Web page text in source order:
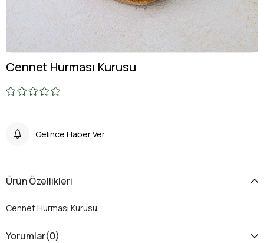
Cennet Hurması Kurusu
Gelince Haber Ver
Ürün Özellikleri
Cennet Hurması Kurusu
Yorumlar(0)